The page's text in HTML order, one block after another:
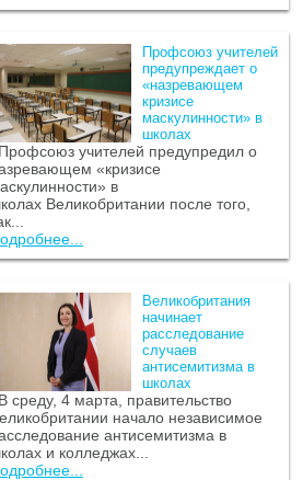
Профсоюз учителей
предупреждает о
«назревающем
кризисе
маскулинности» в
школах
учителей предупредил о
«кризисе
в
Великобритании после того,
Великобритания
начинает
расследование
случаев
антисемитизма в
школах
среду, 4 марта, правительство
начало независимое
антисемитизма в
и колледжах...